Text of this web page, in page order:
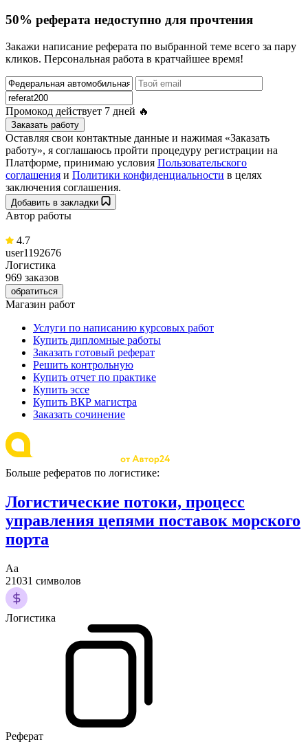
50% реферата недоступно для прочтения
Закажи написание реферата по выбранной теме всего за пару
кликов. Персональная работа в кратчайшее время!
Промокод действует 7 дней 🔥
Заказать работу
Оставляя свои контактные данные и нажимая «Заказать
работу», я соглашаюсь пройти процедуру регистрации на
Платформе, принимаю условия Пользовательского
соглашения и Политики конфиденциальности в целях
заключения соглашения.
Добавить в закладки
Автор работы
4.7
user1192676
Логистика
969 заказов
обратиться
Магазин работ
Услуги по написанию курсовых работ
Купить дипломные работы
Заказать готовый реферат
Решить контрольную
Купить отчет по практике
Купить эссе
Купить ВКР магистра
Заказать сочинение
Больше рефератов по логистике:
Логистические потоки, процесс
управления цепями поставок морского
порта
Аа
21031 символов
Логистика
Реферат